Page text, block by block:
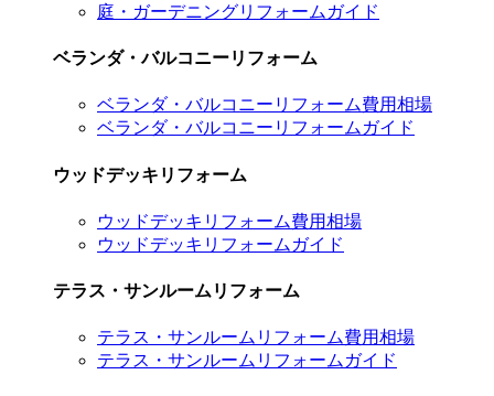
庭・ガーデニングリフォームガイド
ベランダ・バルコニーリフォーム
ベランダ・バルコニーリフォーム費用相場
ベランダ・バルコニーリフォームガイド
ウッドデッキリフォーム
ウッドデッキリフォーム費用相場
ウッドデッキリフォームガイド
テラス・サンルームリフォーム
テラス・サンルームリフォーム費用相場
テラス・サンルームリフォームガイド